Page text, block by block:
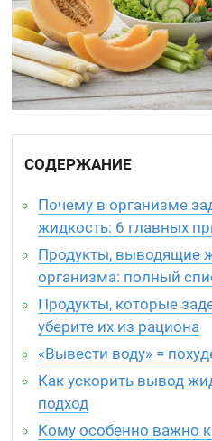
СОДЕРЖАНИЕ
Почему в организме
жидкость: 6 главных
Продукты, выводящие
организма: полный
Продукты, которые
уберите их из рациона
«Вывести воду» =
Как ускорить вывод
подход
Кому особенно важно